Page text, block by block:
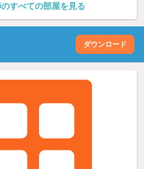
すべての部屋を見る
ダウンロード